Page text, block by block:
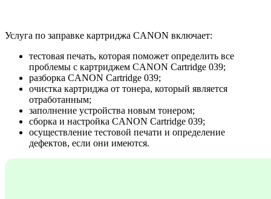
Услуга по заправке картриджа CANON включает:
тестовая печать, которая поможет определить все
проблемы с картриджем CANON Cartridge 039;
разборка CANON Cartridge 039;
очистка картриджа от тонера, который является
отработанным;
заполнение устройства новым тонером;
сборка и настройка CANON Cartridge 039;
осуществление тестовой печати и определение
дефектов, если они имеются.